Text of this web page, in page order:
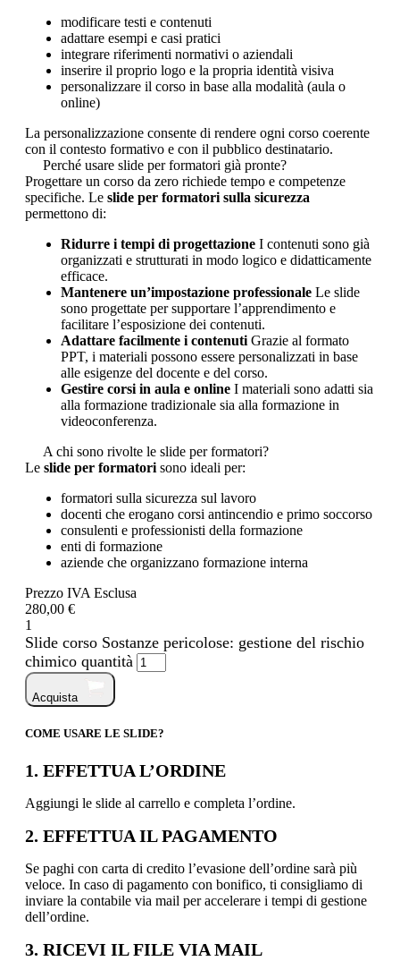
modificare testi e contenuti
adattare esempi e casi pratici
integrare riferimenti normativi o aziendali
inserire il proprio logo e la propria identità visiva
personalizzare il corso in base alla modalità (aula o
online)
La personalizzazione consente di rendere ogni corso coerente
con il contesto formativo e con il pubblico destinatario.
Perché usare slide per formatori già pronte?
Progettare un corso da zero richiede tempo e competenze
specifiche. Le slide per formatori sulla sicurezza
permettono di:
Ridurre i tempi di progettazione I contenuti sono già
organizzati e strutturati in modo logico e didatticamente
efficace.
Mantenere un’impostazione professionale Le slide
sono progettate per supportare l’apprendimento e
facilitare l’esposizione dei contenuti.
Adattare facilmente i contenuti Grazie al formato
PPT, i materiali possono essere personalizzati in base
alle esigenze del docente e del corso.
Gestire corsi in aula e online I materiali sono adatti sia
alla formazione tradizionale sia alla formazione in
videoconferenza.
A chi sono rivolte le slide per formatori?
Le slide per formatori sono ideali per:
formatori sulla sicurezza sul lavoro
docenti che erogano corsi antincendio e primo soccorso
consulenti e professionisti della formazione
enti di formazione
aziende che organizzano formazione interna
Prezzo IVA Esclusa
280,00 €
1
Slide corso Sostanze pericolose: gestione del rischio
chimico quantità
Acquista
COME USARE LE SLIDE?
1. EFFETTUA L’ORDINE
Aggiungi le slide al carrello e completa l’ordine.
2. EFFETTUA IL PAGAMENTO
Se paghi con carta di credito l’evasione dell’ordine sarà più
veloce. In caso di pagamento con bonifico, ti consigliamo di
inviare la contabile via mail per accelerare i tempi di gestione
dell’ordine.
3. RICEVI IL FILE VIA MAIL